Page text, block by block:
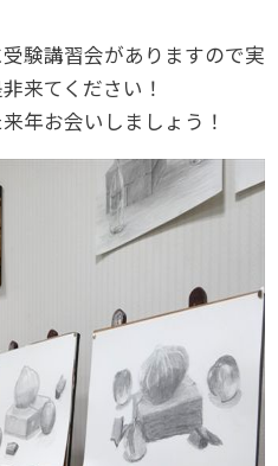
験講習会がありますので実
来てください！
年お会いしましょう！